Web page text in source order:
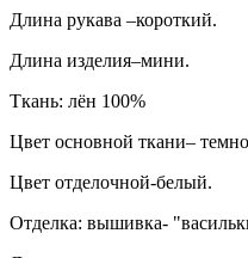
Длина рукава –короткий.
Длина изделия–мини.
Ткань: лён 100%
Цвет основной ткани–
Цвет отделочной-белый.
Отделка: вышивка-